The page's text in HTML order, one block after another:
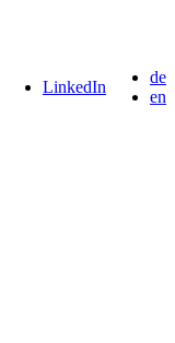
LinkedIn
de
en